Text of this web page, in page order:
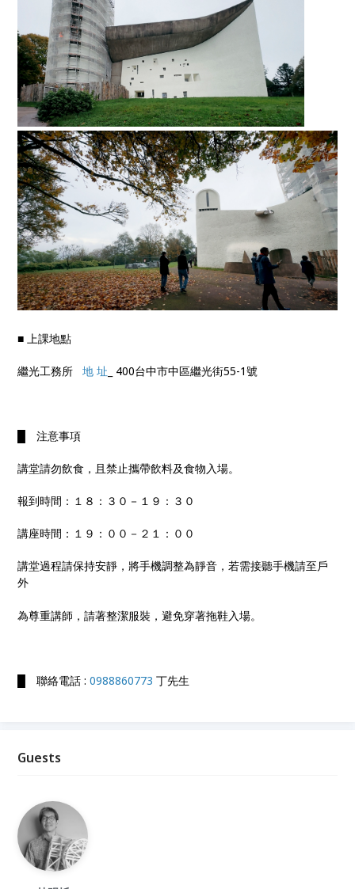
■ 上課地點
繼光工務所地 址 _ 400台中市中區繼光街55-1號
█ 注意事項
講堂請勿飲食，且禁止攜帶飲料及食物入場。
報到時間：１８：３０－１９：３０
講座時間：１９：００－２１：００
講堂過程請保持安靜，將手機調整為靜音，若需接聽手機請至戶
外
為尊重講師，請著整潔服裝，避免穿著拖鞋入場。
█ 聯絡電話 : 0988860773 丁先生
Guests